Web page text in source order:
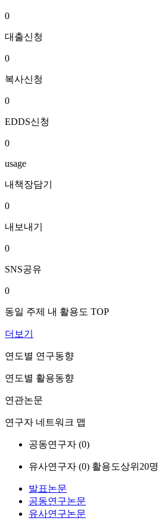
0
대출신청
0
복사신청
0
EDDS신청
0
usage
내책장담기
0
내보내기
0
SNS공유
0
동일 주제 내 활용도 TOP
더보기
연도별 연구동향
연도별 활용동향
연관논문
연구자 네트워크 맵
공동연구자 (0)
유사연구자 (0) 활용도상위20명
발표논문
공동연구논문
유사연구논문